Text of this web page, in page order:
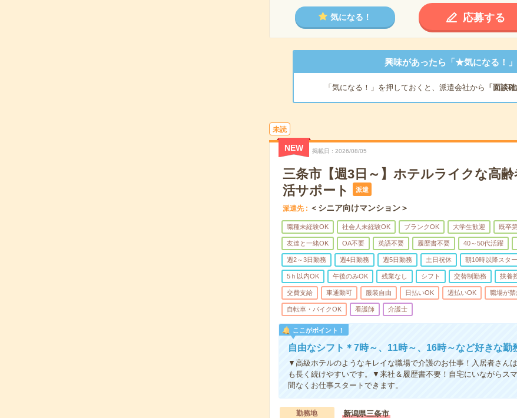
気になる！ 応募する
興味があったら「★気になる！」
「気になる！」を押しておくと、派遣会社から 「面談確
未読
NEW 掲載日 2026/08/05
三条市【週3日～】ホテルライクな高
活サポート
派遣
派遣先 ＜シニア向けマンション＞
職種未経験OK 社会人未経験OK ブランクOK 大学生歓迎 既卒
友達と一緒OK OA不要 英語不要 履歴書不要 40～50代活躍
週2～3日勤務 週4日勤務 週5日勤務 土日祝休 朝10時以降スタ
5ｈ以内OK 午後のみOK 残業なし シフト 交替制勤務 扶養
交費支給 車通勤可 服装自由 日払いOK 週払いOK 職場が禁
自転車・バイクOK 看護師 介護士
ここがポイント！
自由なシフト＊7時～、11時～、16時～など好きな勤
▼高級ホテルのようなキレイな職場で介護のお仕事！入居者さん
も長く続けやすいです。▼来社＆履歴書不要！自宅にいながらス
間なくお仕事スタートできます。
勤務地
新潟県三条市